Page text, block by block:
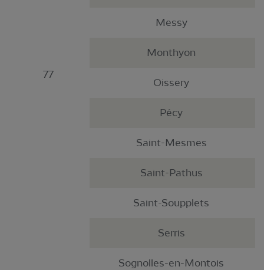
77
Messy
Monthyon
Oissery
Pécy
Saint-Mesmes
Saint-Pathus
Saint-Soupplets
Serris
Sognolles-en-Montois